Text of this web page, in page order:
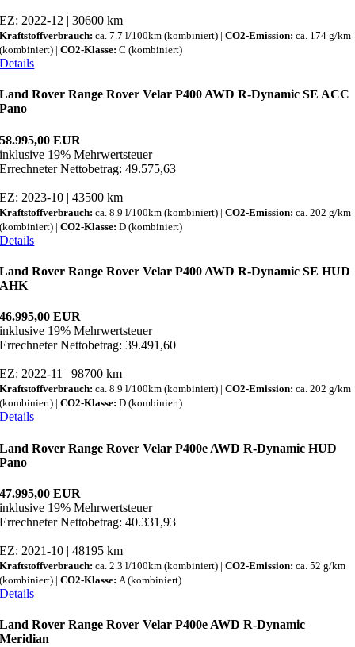
EZ: 2022-12 | 30600 km
Kraftstoffverbrauch:ca. 7.7 l/100km (kombiniert) |CO2-Emission:ca. 174 g/km
(kombiniert) |CO2-Klasse:C (kombiniert)
Details
Land Rover Range Rover Velar P400 AWD R-Dynamic SE ACC
Pano
58.995,00 EUR
inklusive 19% Mehrwertsteuer
Errechneter Nettobetrag: 49.575,63
EZ: 2023-10 | 43500 km
Kraftstoffverbrauch:ca. 8.9 l/100km (kombiniert) |CO2-Emission:ca. 202 g/km
(kombiniert) |CO2-Klasse:D (kombiniert)
Details
Land Rover Range Rover Velar P400 AWD R-Dynamic SE HUD
AHK
46.995,00 EUR
inklusive 19% Mehrwertsteuer
Errechneter Nettobetrag: 39.491,60
EZ: 2022-11 | 98700 km
Kraftstoffverbrauch:ca. 8.9 l/100km (kombiniert) |CO2-Emission:ca. 202 g/km
(kombiniert) |CO2-Klasse:D (kombiniert)
Details
Land Rover Range Rover Velar P400e AWD R-Dynamic HUD
Pano
47.995,00 EUR
inklusive 19% Mehrwertsteuer
Errechneter Nettobetrag: 40.331,93
EZ: 2021-10 | 48195 km
Kraftstoffverbrauch:ca. 2.3 l/100km (kombiniert) |CO2-Emission:ca. 52 g/km
(kombiniert) |CO2-Klasse: A (kombiniert)
Details
Land Rover Range Rover Velar P400e AWD R-Dynamic
Meridian